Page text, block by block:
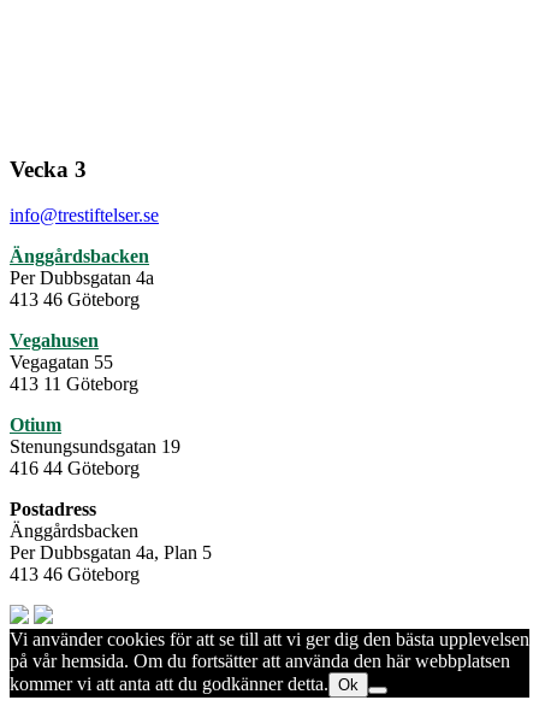
Vecka 3
info@trestiftelser.se
Änggårdsbacken
Per Dubbsgatan 4a
413 46 Göteborg
Vegahusen
Vegagatan 55
413 11 Göteborg
Otium
Stenungsundsgatan 19
416 44 Göteborg
Postadress
Änggårdsbacken
Per Dubbsgatan 4a, Plan 5
413 46 Göteborg
Vi använder cookies för att se till att vi ger dig den bästa upplevelsen
på vår hemsida. Om du fortsätter att använda den här webbplatsen
kommer vi att anta att du godkänner detta. Ok